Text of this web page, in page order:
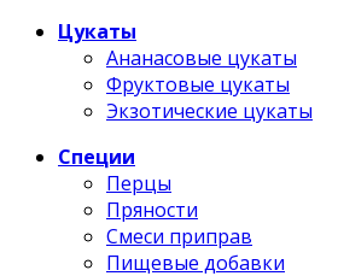
Цукаты
Ананасовые цукаты
Фруктовые цукаты
Экзотические цукаты
Специи
Перцы
Пряности
Смеси приправ
Пищевые добавки